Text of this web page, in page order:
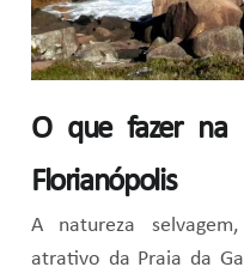
O que fazer na
Florianópolis
A natureza
atrativo da Praia da